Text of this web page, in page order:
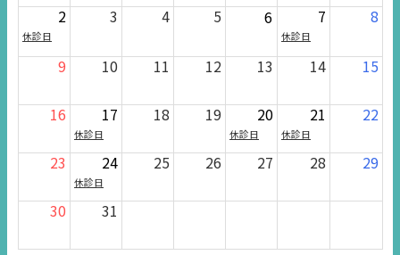
2
休診日
3 4 5 6 7
休診日
8
9 10 11 12 13 14 15
16 17
休診日
18 19 20
休診日
21
休診日
22
23 24
休診日
25 26 27 28 29
30 31